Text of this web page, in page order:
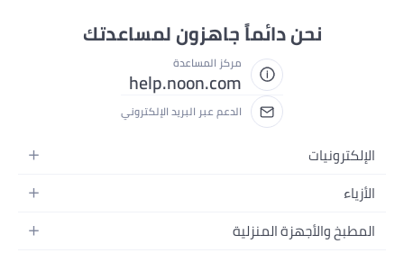
نحن دائماً جاهزون لمساعدتك
مركز المساعدة
help.noon.com
الدعم عبر البريد الإلكتروني
الإلكترونيات
الجوالات
اللابتوبات
الأزياء
أزياء نسائية
المطبخ والأجهزة المنزلية